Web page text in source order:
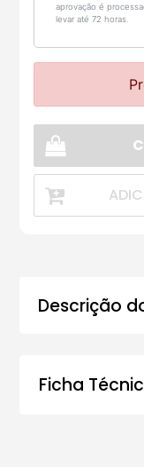
aprovação é
levar até 72 horas.
Descrição
Ficha